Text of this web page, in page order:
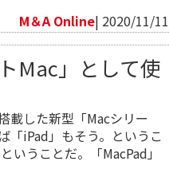
M＆A Online| 2020/11/11
Mac」として使
載した新型「Macシリー
「iPad」もそう。というこ
いうことだ。「MacPad」